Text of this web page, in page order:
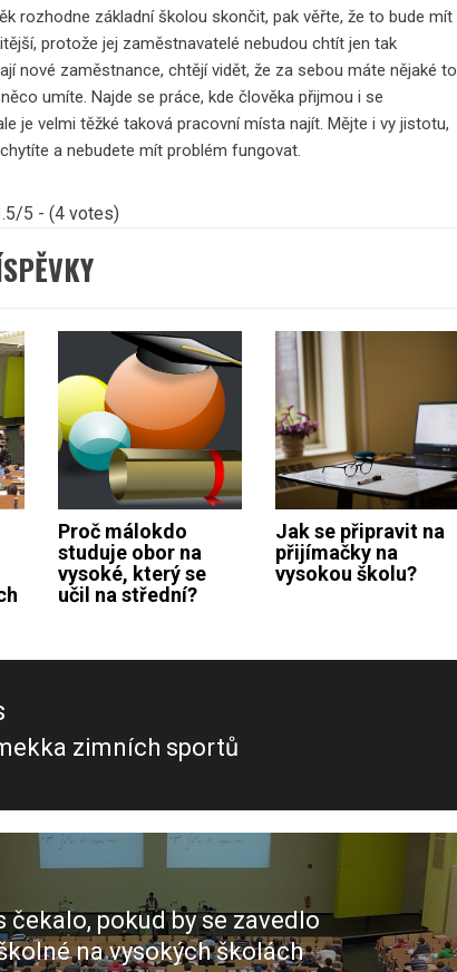
rozhodne základní školou skončit, pak věřte, že to bude mít
protože jej zaměstnavatelé nebudou chtít jen tak
nové zaměstnance, chtějí vidět, že za sebou máte nějaké to
umíte. Najde se práce, kde člověka přijmou i se
je velmi těžké taková pracovní místa najít. Mějte i vy jistotu,
a nebudete mít problém fungovat.
5 - (4 votes)
Proč málokdo
studuje obor na
vysoké, který se
učil na střední?
Jak se připravit na
přijímačky na
vysokou školu?
zimních sportů
čekalo, pokud by se zavedlo
na vysokých školách